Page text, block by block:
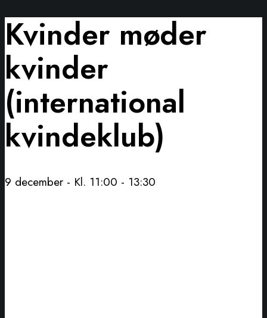
Kvinder møder
kvinder
(international
kvindeklub)
9 december - Kl. 11:00 - 13:30